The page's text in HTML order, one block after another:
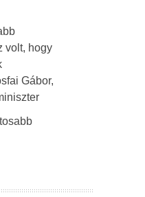
volt, hogy
Gábor,